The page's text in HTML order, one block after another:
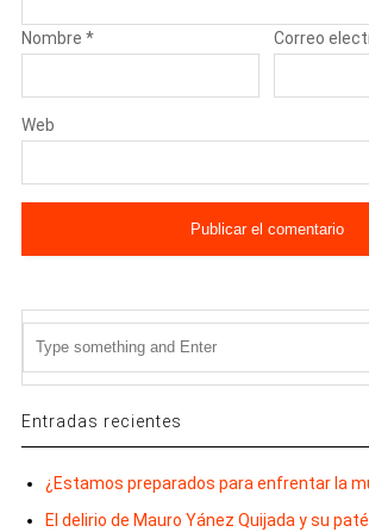
Nombre * Correo
Web
Entradas recientes
¿Estamos preparados para enfrentar la
El delirio de Mauro Yánez Quijada y su